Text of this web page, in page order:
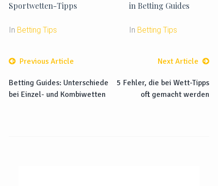
Sportwetten-Tipps
In Betting Tips
in Betting Guides
In Betting Tips
Previous Article
Betting Guides: Unterschiede
bei Einzel- und Kombiwetten
Next Article
5 Fehler, die bei Wett-Tipps
oft gemacht werden